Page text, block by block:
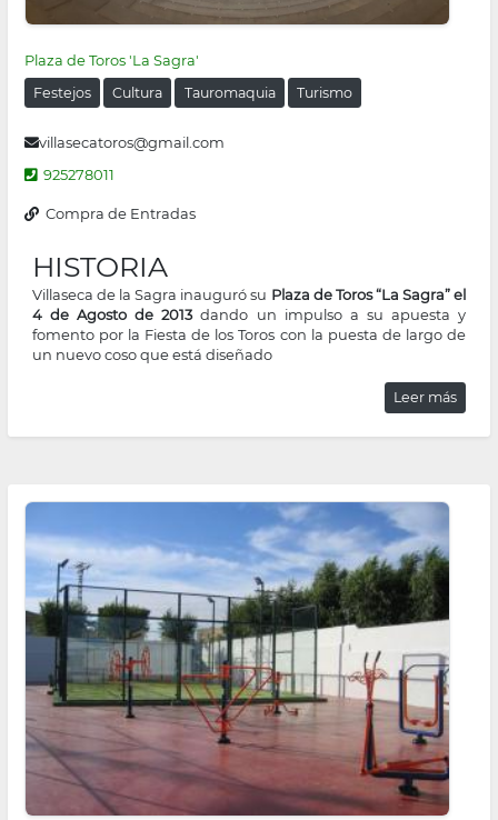
Plaza de Toros 'La Sagra'
Festejos Cultura Tauromaquia Turismo
villasecatoros@gmail.com
925278011
Compra de Entradas
HISTORIA
Villaseca de la Sagra inauguró su Plaza de Toros “La Sagra” el
4 de Agosto de 2013dando un impulso a su apuesta y
fomento por la Fiesta de los Toros con la puesta de largo de
un nuevo coso que está diseñado
Leer más